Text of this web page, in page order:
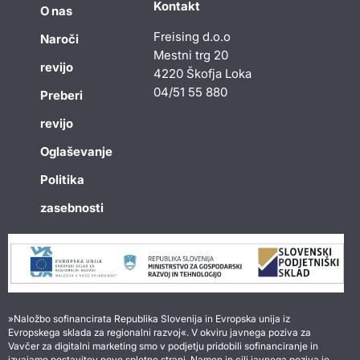
O nas
Naroči
revijo
Preberi
revijo
Oglaševanje
Politika
zasebnosti
Kontakt
Freising d.o.o
Mestni trg 20
4220 Škofja Loka
04/51 55 880
»Naložbo sofinancirata Republika Slovenija in Evropska unija iz
Evropskega sklada za regionalni razvoj«. V okviru javnega poziva za
Vavčer za digitalni marketing smo v podjetju pridobili sofinanciranje in